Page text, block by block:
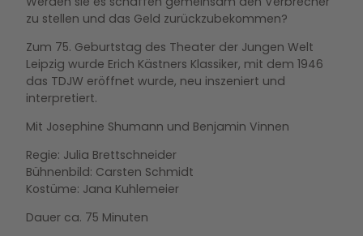
zu stellen und das Geld zurückzubekommen?
Zum 75. Geburtstag des Theater der Jungen Welt
Leipzig wurde Erich Kästners Klassiker, mit dem 1946
das TDJW eröffnet wurde, neu inszeniert und
interpretiert.
Mit Josephine Shumann und Benjamin Vinnen
Regie: Julia Brettschneider
Bühnenbild: Carsten Schmidt
Kostüme: Jana Kuhlemeier
Dauer ca. 75 Minuten